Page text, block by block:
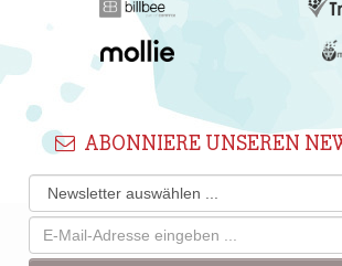
ABONNIERE UNSEREN